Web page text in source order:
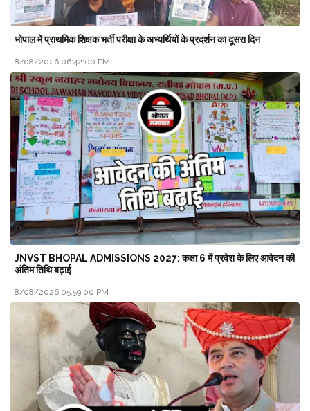
भोपाल में प्राथमिक शिक्षक भर्ती परीक्षा के अभ्यर्थियों के प्रदर्शन का दूसरा दिन
8/08/2026 06:42:00 PM
JNVST BHOPAL ADMISSIONS 2027: कक्षा 6 में प्रवेश के लिए आवेदन की
अंतिम तिथि बढ़ाई
8/08/2026 05:59:00 PM